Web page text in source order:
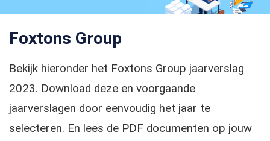
Foxtons Group
Bekijk hieronder het Foxtons Group jaarverslag
2023. Download deze en voorgaande
jaarverslagen door eenvoudig het jaar te
selecteren. En lees de PDF documenten op jouw